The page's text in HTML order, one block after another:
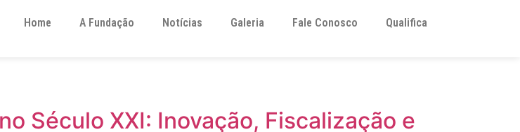
Home A Fundação Notícias Galeria Fale Conosco Qualifica
Século XXI: Inovação, Fiscalização e